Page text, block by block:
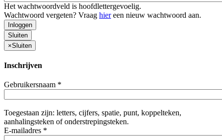
Het wachtwoordveld is hoofdlettergevoelig.
Wachtwoord vergeten? Vraag hiereen nieuw wachtwoord aan.
Inloggen
Sluiten
×Sluiten
Inschrijven
Gebruikersnaam *
Toegestaan zijn: letters, cijfers, spatie, punt, koppelteken,
aanhalingsteken of onderstrepingsteken.
E-mailadres *